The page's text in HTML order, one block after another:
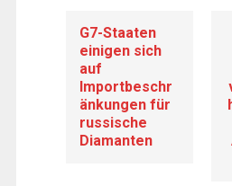
G7-Staaten
einigen sich
auf
Importbeschr
änkungen für
russische
Diamanten